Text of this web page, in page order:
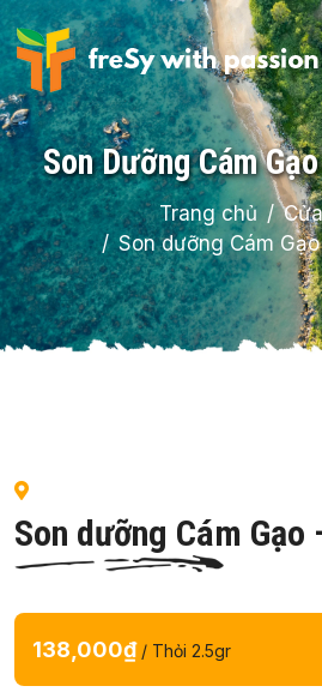
Son Dưỡng Cám
Trang chủ
Son dưỡng Cám
Son dưỡng Cám Gạo
138,000₫ / Thỏi 2.5gr